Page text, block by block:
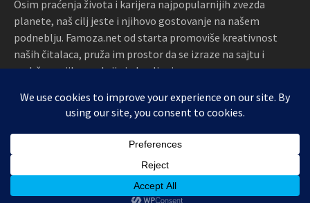
Osim praćenja života i karijera najpopularnijih zvezda
planete, naš cilj jeste i njihovo gostovanje na našem
podneblju. Famoza.net od starta promoviše kreativnost
naših čitalaca, pruža im prostor da se izraze na sajtu i
podržava njihove akcije i okupljanja